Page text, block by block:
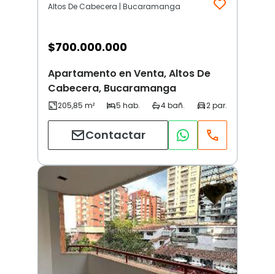
Altos De Cabecera | Bucaramanga
$700.000.000
Apartamento en Venta, Altos De
Cabecera, Bucaramanga
Contactar